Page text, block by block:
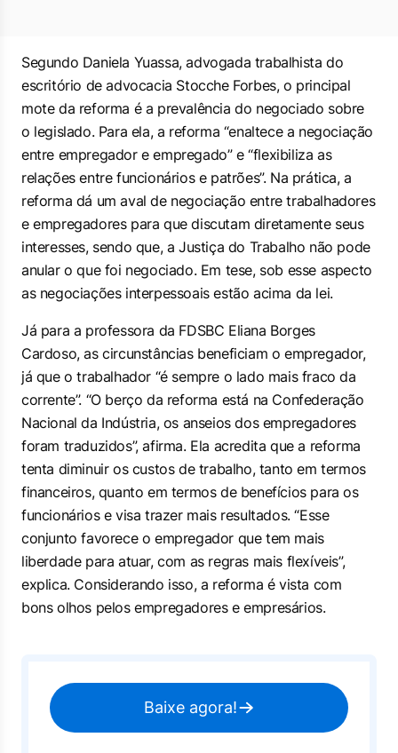
Segundo Daniela Yuassa, advogada trabalhista do
escritório de advocacia Stocche Forbes, o principal
mote da reforma é a prevalência do negociado sobre
o legislado. Para ela, a reforma “enaltece a negociação
entre empregador e empregado” e “flexibiliza as
relações entre funcionários e patrões”. Na prática, a
reforma dá um aval de negociação entre trabalhadores
e empregadores para que discutam diretamente seus
interesses, sendo que, a Justiça do Trabalho não pode
anular o que foi negociado. Em tese, sob esse aspecto
as negociações interpessoais estão acima da lei.
Já para a professora da FDSBC Eliana Borges
Cardoso, as circunstâncias beneficiam o empregador,
já que o trabalhador “é sempre o lado mais fraco da
corrente”. “O berço da reforma está na Confederação
Nacional da Indústria, os anseios dos empregadores
foram traduzidos”, afirma. Ela acredita que a reforma
tenta diminuir os custos de trabalho, tanto em termos
financeiros, quanto em termos de benefícios para os
funcionários e visa trazer mais resultados. “Esse
conjunto favorece o empregador que tem mais
liberdade para atuar, com as regras mais flexíveis”,
explica. Considerando isso, a reforma é vista com
bons olhos pelos empregadores e empresários.
Baixe agora!